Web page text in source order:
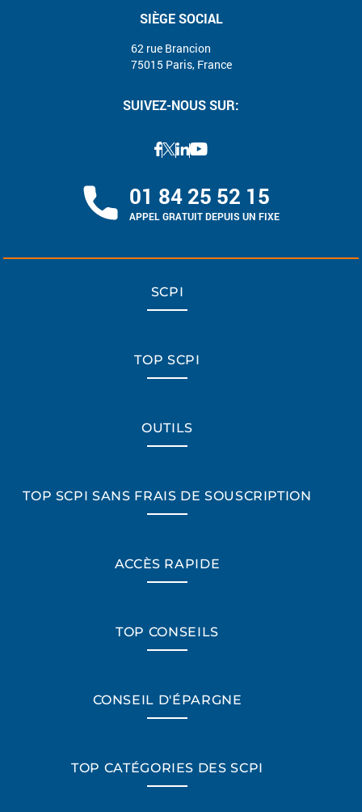
SIÈGE SOCIAL
62 rue Brancion
75015 Paris, France
SUIVEZ-NOUS SUR:
01 84 25 52 15
APPEL GRATUIT DEPUIS UN FIXE
SCPI
TOP SCPI
OUTILS
TOP SCPI SANS FRAIS DE SOUSCRIPTION
ACCÈS RAPIDE
TOP CONSEILS
CONSEIL D'ÉPARGNE
TOP CATÉGORIES DES SCPI